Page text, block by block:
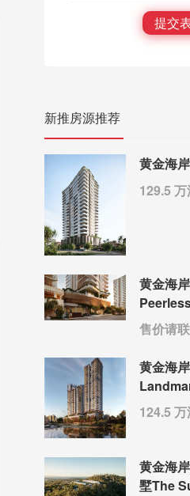
提交
新推房源推荐
黄金海
129.5
黄金海
售价请
黄金海
124.5
黄金海
墅The